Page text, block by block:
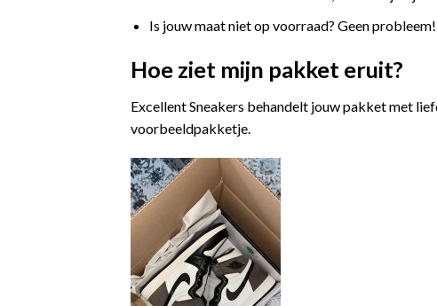
Is jouw maat niet op voorraad? Geen
Hoe ziet mijn pakket eruit?
Excellent Sneakers behandelt jouw pakket met
voorbeeldpakketje.